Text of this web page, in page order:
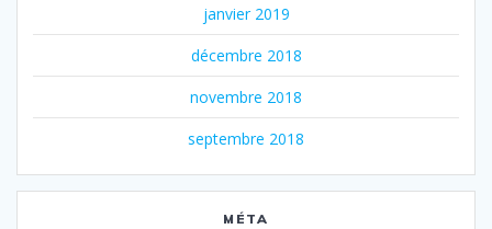
janvier 2019
décembre 2018
novembre 2018
septembre 2018
MÉTA